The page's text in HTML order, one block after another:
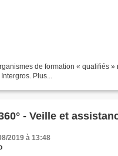
de formation « qualifiés
Plus...
- Veille et
2019 à 13:48